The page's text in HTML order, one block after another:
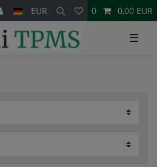
EUR 0 0,00 EUR
☰